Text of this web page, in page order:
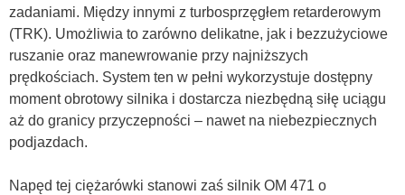
zadaniami. Między innymi z turbosprzęgłem retarderowym
(TRK). Umożliwia to zarówno delikatne, jak i bezzużyciowe
ruszanie oraz manewrowanie przy najniższych
prędkościach. System ten w pełni wykorzystuje dostępny
moment obrotowy silnika i dostarcza niezbędną siłę uciągu
aż do granicy przyczepności – nawet na niebezpiecznych
podjazdach.
Napęd tej ciężarówki stanowi zaś silnik OM 471 o